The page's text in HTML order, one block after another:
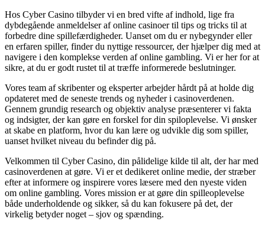
Hos Cyber Casino tilbyder vi en bred vifte af indhold, lige fra
dybdegående anmeldelser af online casinoer til tips og tricks til at
forbedre dine spillefærdigheder. Uanset om du er nybegynder eller
en erfaren spiller, finder du nyttige ressourcer, der hjælper dig med at
navigere i den komplekse verden af online gambling. Vi er her for at
sikre, at du er godt rustet til at træffe informerede beslutninger.
Vores team af skribenter og eksperter arbejder hårdt på at holde dig
opdateret med de seneste trends og nyheder i casinoverdenen.
Gennem grundig research og objektiv analyse præsenterer vi fakta
og indsigter, der kan gøre en forskel for din spiloplevelse. Vi ønsker
at skabe en platform, hvor du kan lære og udvikle dig som spiller,
uanset hvilket niveau du befinder dig på.
Velkommen til Cyber Casino, din pålidelige kilde til alt, der har med
casinoverdenen at gøre. Vi er et dedikeret online medie, der stræber
efter at informere og inspirere vores læsere med den nyeste viden
om online gambling. Vores mission er at gøre din spilleoplevelse
både underholdende og sikker, så du kan fokusere på det, der
virkelig betyder noget – sjov og spænding.